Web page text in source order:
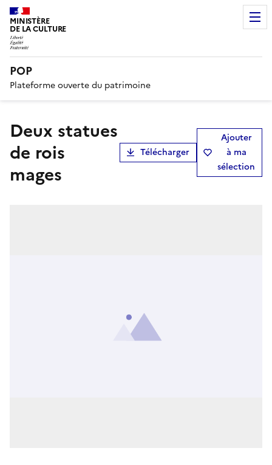
MINISTÈRE
DE LA CULTURE
POP
Plateforme ouverte du patrimoine
deux statues
de rois
mages
Télécharger
Ajouter
à ma
sélection